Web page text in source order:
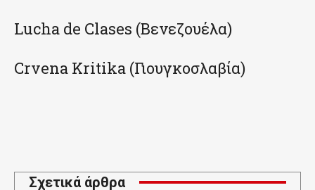
Lucha de Clases (Βενεζουέλα)
Crvena Kritika (Γιουγκοσλαβία)
Σχετικά άρθρα